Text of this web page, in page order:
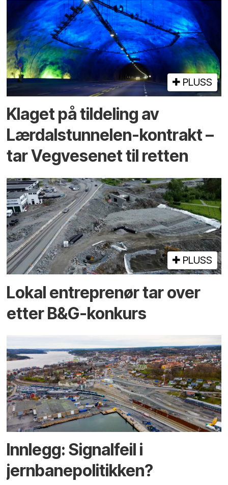
PLUSS
Klaget på tildeling av
Lærdalstunnelen-kontrakt –
tar Vegvesenet til retten
PLUSS
Lokal entreprenør tar over
etter B&G-konkurs
Innlegg: Signalfeil i
jernbanepolitikken?